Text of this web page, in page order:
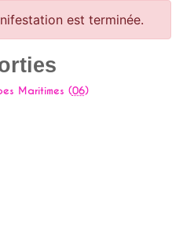
est terminée.
Maritimes (06)